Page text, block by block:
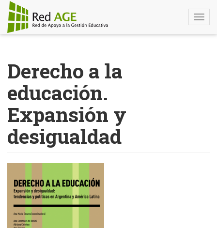
contenido
principal
Derecho a la
educación.
Expansión y
desigualdad